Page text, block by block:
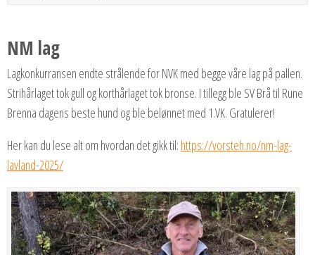
NM lag
Lagkonkurransen endte strålende for NVK med begge våre lag på pallen.
Strihårlaget tok gull og korthårlaget tok bronse. I tillegg ble SV Brå til Rune
Brenna dagens beste hund og ble belønnet med 1.VK. Gratulerer!
Her kan du lese alt om hvordan det gikk til: https://vorsteh.no/nm-lag-
lavland-2025/